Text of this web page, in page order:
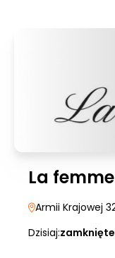
La
Armii Krajowej
Dzisiaj:zamknięte